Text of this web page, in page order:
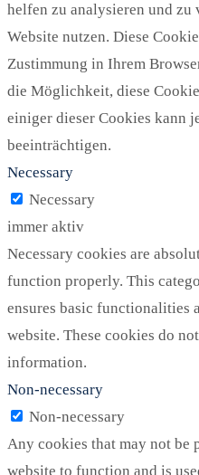
helfen zu analysieren und zu
Website nutzen. Diese
Zustimmung in Ihrem
die Möglichkeit, diese
einiger dieser Cookies kann
beeinträchtigen.
Necessary
Necessary
immer aktiv
Necessary cookies are
function properly. This
ensures basic functionalities
website. These cookies do
information.
Non-necessary
Non-necessary
Any cookies that may not be
website to function and is